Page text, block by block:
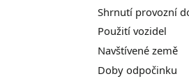
Shrnutí provozní
Použití vozidel
Navštívené země
Doby odpočinku